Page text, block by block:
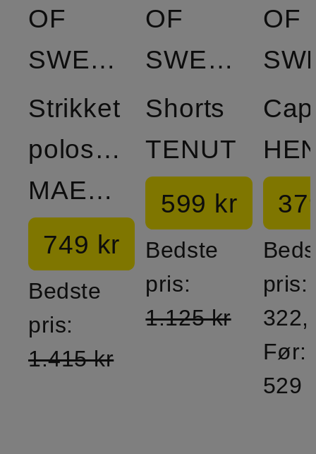
OF
SWEDEN
Strikket
poloshirt
MAELON
749 kr
Bedste
pris:
1.415 kr
OF
SWEDEN
Shorts
TENUT
599 kr
Bedste
pris:
1.125 kr
OF
Cap
pris:
Før:
529